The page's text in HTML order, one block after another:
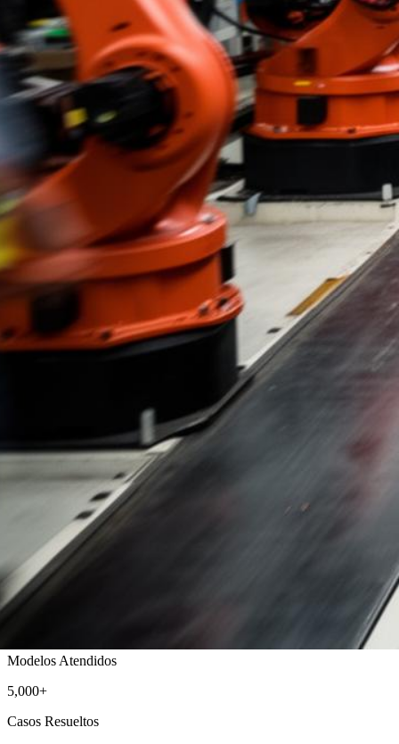
Abogado de Ley Limón de GMC
Evaluaciones de Caso Gratis y Sin Honorarios Hasta que Ganemos
Modelos Atendidos
5,000+
Casos Resueltos